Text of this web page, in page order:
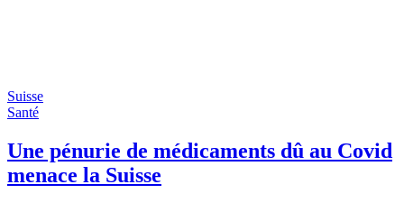
Suisse
Santé
Une pénurie de médicaments dû au Covid
menace la Suisse